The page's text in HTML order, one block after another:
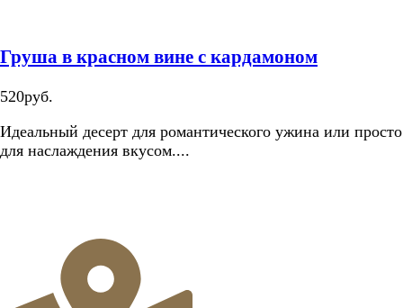
Груша в красном вине с кардамоном
520руб.
Идеальный десерт для романтического ужина или просто
для наслаждения вкусом....